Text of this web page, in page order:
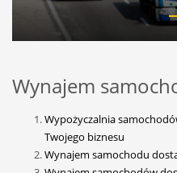
Wynajem
Wypożyczalnia
Twojego biznesu
Wynajem samochodu